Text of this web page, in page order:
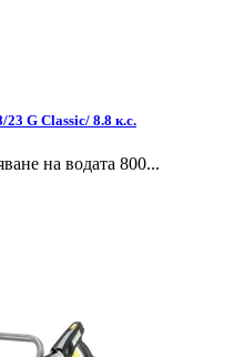
G Classic/ 8.8 к.с.
на водата 800...